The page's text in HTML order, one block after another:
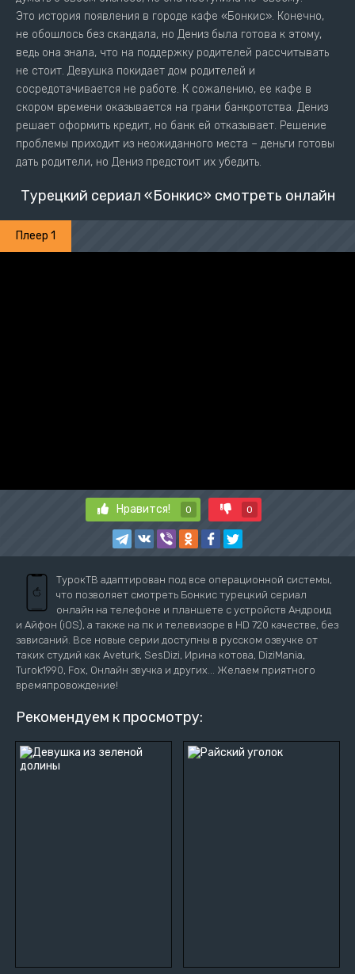
Это история появления в городе кафе «Бонкис». Конечно,
не обошлось без скандала, но Дениз была готова к этому,
ведь она знала, что на поддержку родителей рассчитывать
не стоит. Девушка покидает дом родителей и
сосредотачивается не работе. К сожалению, ее кафе в
скором времени оказывается на грани банкротства. Дениз
решает оформить кредит, но банк ей отказывает. Решение
проблемы приходит из неожиданного места – деньги готовы
дать родители, но Дениз предстоит их убедить.
Турецкий сериал «Бонкис» смотреть онлайн
Плеер 1
Нравится! 0 0
ТурокТВ адаптирован под все операционной системы,
что позволяет смотреть Бонкис турецкий сериал
онлайн на телефоне и планшете с устройств Андроид
и Айфон (iOS), а также на пк и телевизоре в HD 720 качестве, без
зависаний. Все новые серии доступны в русском озвучке от
таких студий как Aveturk, SesDizi, Ирина котова, DiziMania,
Turok1990, Fox, Онлайн звучка и других... Желаем приятного
времяпровождение!
Рекомендуем к просмотру: